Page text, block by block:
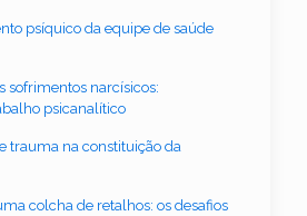
psíquico da equipe de saúde
sofrimentos narcísicos:
psicanalítico
trauma na constituição da
colcha de retalhos: os desafios